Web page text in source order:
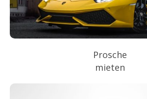
Prosche
mieten